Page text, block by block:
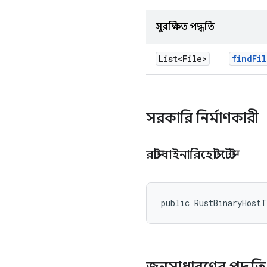
সুরক্ষিত পদ্ধতি
List<File> find
সরকারি নির্মাণকারী
রাস্টবাইনারিহোস্টটেস্ট
public